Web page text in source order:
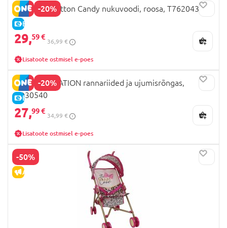
-20%
E-HIND
509 Crew Cotton Candy nukuvoodi, roosa, T762043
29,59 €
36,99 €
Lisatoote ostmisel e-poes
-20%
E-HIND
OUR GENERATION rannariided ja ujumisrõngas,
BD30540
27,99 €
34,99 €
Lisatoote ostmisel e-poes
-50%
ALLAHINDLUS